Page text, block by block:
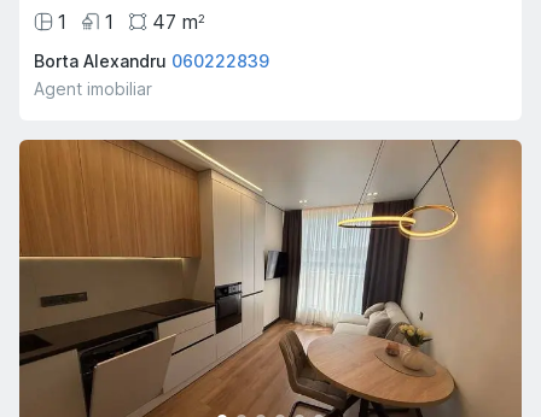
1
1 47 m2
Borta Alexandru 060222839
Agent imobiliar